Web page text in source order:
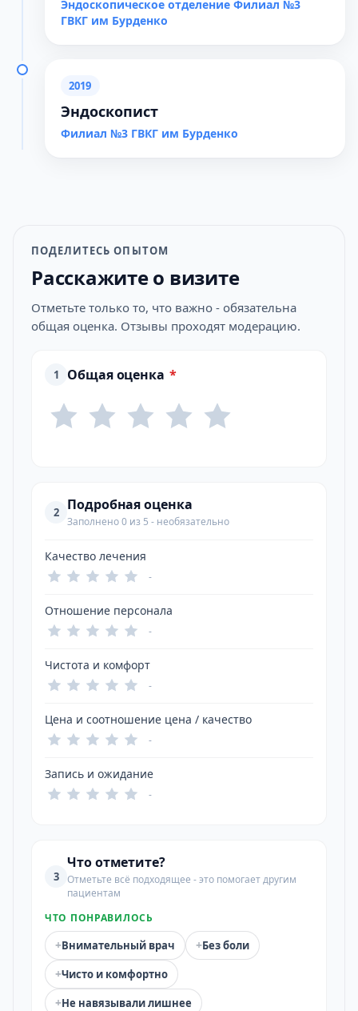
Эндоскопическое отделение Филиал №3
ГВКГ им Бурденко
2019
Эндоскопист
Филиал №3 ГВКГ им Бурденко
ПОДЕЛИТЕСЬ ОПЫТОМ
Расскажите о визите
Отметьте только то, что важно - обязательна
общая оценка. Отзывы проходят модерацию.
1 Общая оценка *
2 Подробная оценка
Заполнено 0 из 5 - необязательно
Качество лечения
-
Отношение персонала
-
Чистота и комфорт
-
Цена и соотношение цена / качество
-
Запись и ожидание
-
3
Что отметите?
Отметьте всё подходящее - это помогает другим
пациентам
ЧТО ПОНРАВИЛОСЬ
+Внимательный врач +Без боли
+Чисто и комфортно
+Не навязывали лишнее